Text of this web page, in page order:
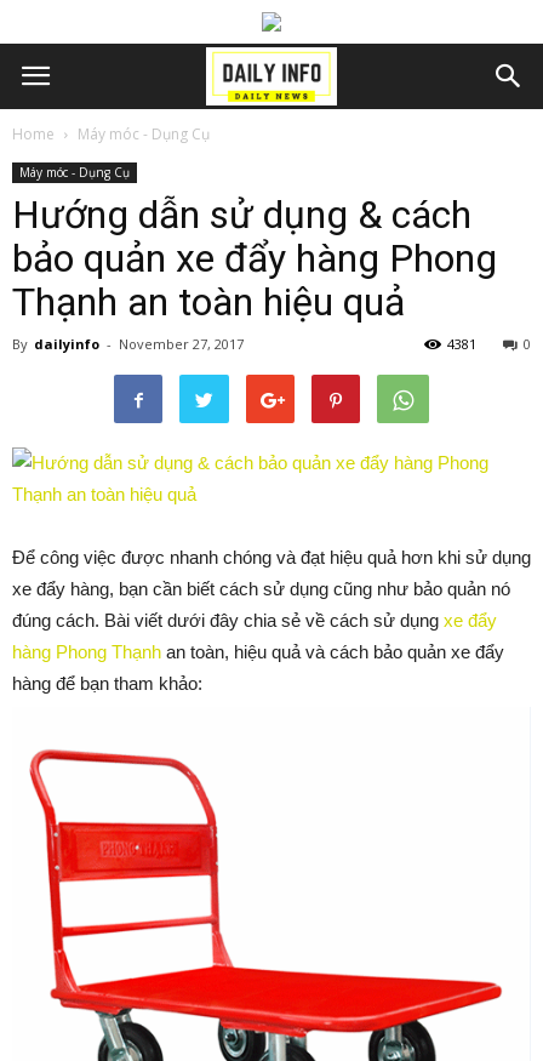
Home Máy móc - Dụng Cụ
Máy móc - Dụng Cụ
Hướng dẫn sử dụng & cách
bảo quản xe đẩy hàng Phong
Thạnh an toàn hiệu quả
By dailyinfo - November 27, 2017 0
4381
Để công việc được nhanh chóng và đạt hiệu quả hơn khi sử dụng
xe đẩy hàng, bạn cần biết cách sử dụng cũng như bảo quản nó
đúng cách. Bài viết dưới đây chia sẻ về cách sử dụng xe đẩy
hàng Phong Thạnh an toàn, hiệu quả và cách bảo quản xe đẩy
hàng để bạn tham khảo: